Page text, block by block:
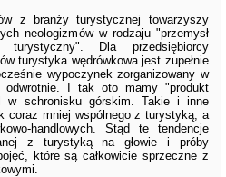
z branży turystycznej towarzyszy
neologizmów w rodzaju "przemysł
Dla przedsiębiorcy
turystyka wędrówkowa jest zupełnie
wypoczynek zorganizowany w
odwrotnie. I tak oto mamy "produkt
w schronisku górskim. Takie i inne
coraz mniej wspólnego z turystyką, a
handlowych. Stąd te tendencje
z turystyką na głowie i próby
które są całkowicie sprzeczne z